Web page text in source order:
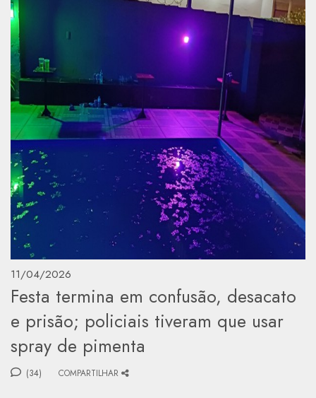
11/04/2026
Festa termina em confusão, desacato
e prisão; policiais tiveram que usar
spray de pimenta
(34) COMPARTILHAR